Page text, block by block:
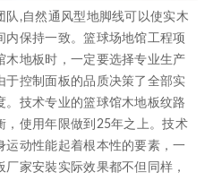
,自然通风型地脚线可以使实木
保持一致。篮球场地馆工程项
木地板时，一定要选择专业生产
控制面板的品质决策了全部实
。技术专业的篮球馆木地板纹路
，使用年限做到25年之上。技术
运动性能起着根本性的要素，一
家安裝实际效果都不但同样，